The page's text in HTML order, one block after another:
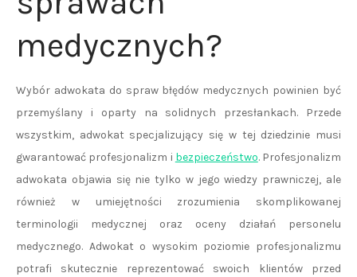
medycznych?
Wybór adwokata do spraw błędów medycznych powinien być
przemyślany i oparty na solidnych przesłankach. Przede
wszystkim, adwokat specjalizujący się w tej dziedzinie musi
gwarantować profesjonalizm i bezpieczeństwo. Profesjonalizm
adwokata objawia się nie tylko w jego wiedzy prawniczej, ale
również w umiejętności zrozumienia skomplikowanej
terminologii medycznej oraz oceny działań personelu
medycznego. Adwokat o wysokim poziomie profesjonalizmu
potrafi skutecznie reprezentować swoich klientów przed